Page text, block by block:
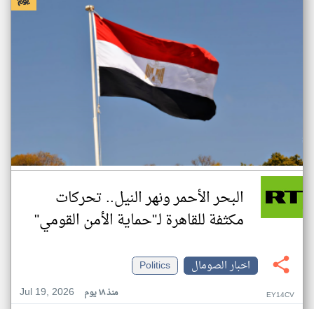
البحر الأحمر ونهر النيل.. تحركات
مكثفة للقاهرة لـ"حماية الأمن القومي"
اخبار الصومال
Politics
Jul 19, 2026
منذ ١٨ يوم EY14CV